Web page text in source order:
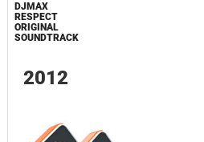
DJMAX
RESPECT
ORIGINAL
SOUNDTRACK
2012